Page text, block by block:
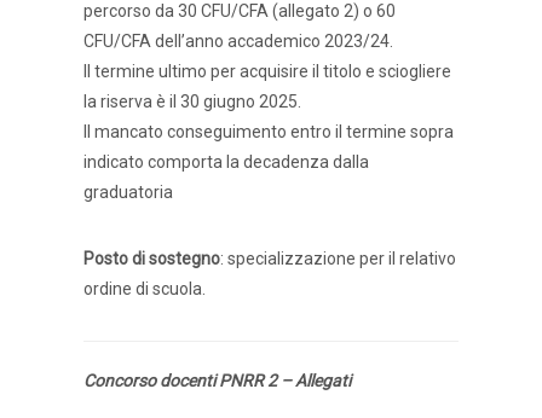
percorso da 30 CFU/CFA (allegato 2) o 60
CFU/CFA dell’anno accademico 2023/24.
Il termine ultimo per acquisire il titolo e sciogliere
la riserva è il 30 giugno 2025.
Il mancato conseguimento entro il termine sopra
indicato comporta la decadenza dalla
graduatoria
Posto di sostegno: specializzazione per il relativo
ordine di scuola.
Concorso docenti PNRR 2 – Allegati